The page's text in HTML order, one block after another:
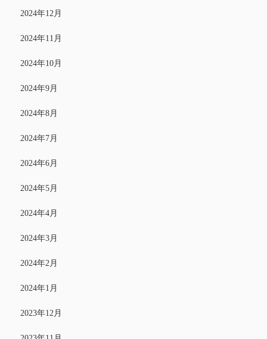
2024年12月
2024年11月
2024年10月
2024年9月
2024年8月
2024年7月
2024年6月
2024年5月
2024年4月
2024年3月
2024年2月
2024年1月
2023年12月